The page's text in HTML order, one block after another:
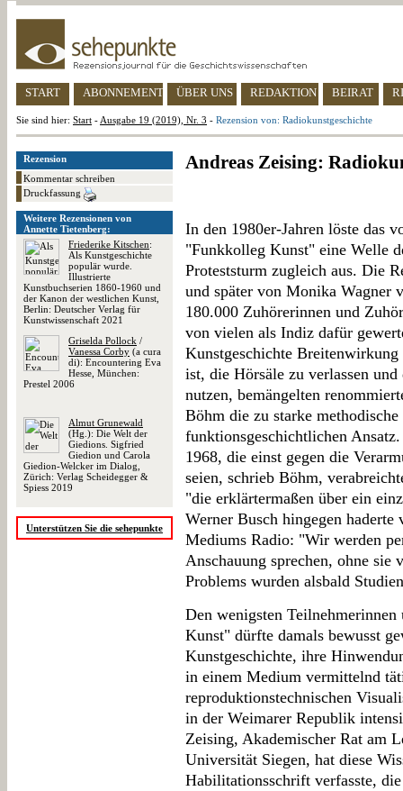
START ABONNEMENT ÜBER UNS REDAKTION BEIRAT
Sie sind hier: Start - Ausgabe 19 (2019), Nr. 3 - Rezension von: Radiokunstgeschichte
Rezension
Kommentar schreiben
Druckfassung
Weitere Rezensionen von
Annette Tietenberg:
Friederike Kitschen:
Als Kunstgeschichte
populär wurde.
Illustrierte
Kunstbuchserien 1860-1960 und
der Kanon der westlichen Kunst,
Berlin: Deutscher Verlag für
Kunstwissenschaft 2021
Griselda Pollock /
Vanessa Corby (a cura
di): Encountering Eva
Hesse, München:
Prestel 2006
Almut Grunewald
(Hg.): Die Welt der
Giedions. Sigfried
Giedion und Carola
Giedion-Welcker im Dialog,
Zürich: Verlag Scheidegger &
Spiess 2019
Unterstützen Sie die sehepunkte
Andreas Zeising:
In den 1980er-Jahren löste das
"Funkkolleg Kunst" eine Welle
Proteststurm zugleich aus. Die
und später von Monika Wagner
180.000 Zuhörerinnen und
von vielen als Indiz dafür
Kunstgeschichte
ist, die Hörsäle zu verlassen
nutzen, bemängelten
Böhm die zu starke
funktionsgeschichtlichen
1968, die einst gegen die
seien, schrieb Böhm,
"die erklärtermaßen über ein
Werner Busch hingegen
Mediums Radio: "Wir werden
Anschauung sprechen, ohne sie
Problems wurden alsbald
Den wenigsten
Kunst" dürfte damals bewusst
Kunstgeschichte, ihre
in einem Medium vermittelnd
reproduktionstechnischen
in der Weimarer Republik
Zeising, Akademischer Rat am
Universität Siegen, hat diese
Habilitationsschrift verfasste,